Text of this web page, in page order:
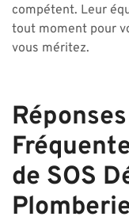
compétent. Leur
tout moment pour
vous méritez.
de SOS